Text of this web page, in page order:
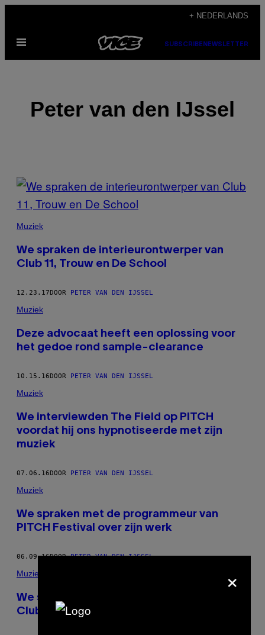
de
+ NEDERLANDS
Open
SUBSCRIBE NEWSLETTER
Peter van den IJssel
POSTS
BY
THIS
AUTHOR
Muziek
We spraken de interieurontwerper van
Club 11, Trouw en De School
12.23.17DOOR PETER VAN DEN IJSSEL
Muziek
Deze advocaat heeft een oplossing voor
het gedoe rond sample-clearance
10.15.16DOOR PETER VAN DEN IJSSEL
Muziek
​We interviewden The Field op PITCH
voordat hij ons hypnotiseerde met zijn
muziek
07.06.16DOOR PETER VAN DEN IJSSEL
Muziek
We spraken met de programmeur van
PITCH Festival over zijn werk
06.09.16DOORPETER VAN DEN IJSSEL
Muziek
We spraken de interieurontwerper van
Club 11, Trouw en De School
×